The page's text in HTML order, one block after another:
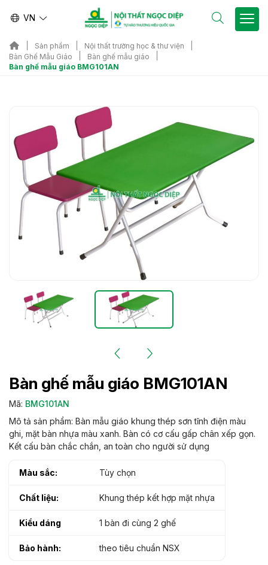
VN
Sản phẩm
Nội thất trường học & thư viện
Bàn Ghế Mẫu Giáo
Bàn ghế mẫu giáo
Bàn ghế mẫu giáo BMG101AN
Bàn ghế mẫu giáo BMG101AN
Mã: BMG101AN
Mô tả sản phẩm: Bàn mẫu giáo khung thép sơn tĩnh điện màu
ghi, mặt bàn nhựa màu xanh. Bàn có cơ cấu gấp chân xếp gọn.
Kết cấu bàn chắc chắn, an toàn cho người sử dụng
Màu sắc: Tùy chọn
Chất liệu: Khung thép kết hợp mặt nhựa
Kiểu dáng 1 bàn đi cùng 2 ghế
Bảo hành: theo tiêu chuẩn NSX